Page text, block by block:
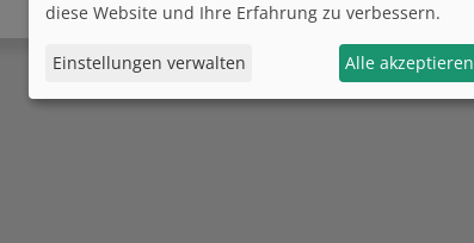
diese Website und Ihre Erfahrung zu verbessern.
Einstellungen verwalten Alle akzeptieren